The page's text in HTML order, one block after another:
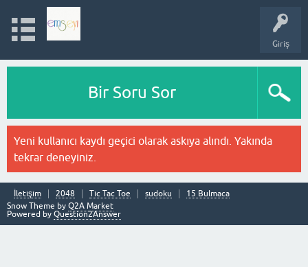
Giriş
Bir Soru Sor
Yeni kullanıcı kaydı geçici olarak askıya alındı. Yakında
tekrar deneyiniz.
İletişim 2048 Tic Tac Toe sudoku
15 Bulmaca
Snow Theme by Q2A Market
Powered by Question2Answer